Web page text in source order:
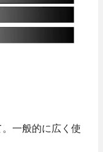
一般的に広く使